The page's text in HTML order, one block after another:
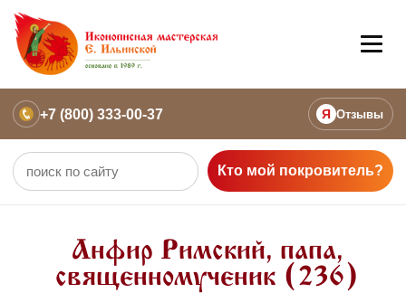
+7 (800) 333-00-37 Я Отзывы
Кто мой покровитель?
Анфир Римский, папа,
священномученик (236)